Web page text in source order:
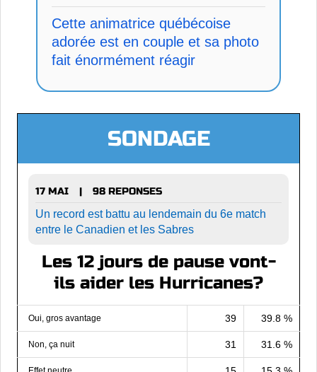
Cette animatrice québécoise
adorée est en couple et sa photo
fait énormément réagir
SONDAGE
17 MAI |
98 REPONSES
Un record est battu au lendemain du 6e match
entre le Canadien et les Sabres
Les 12 jours de pause vont-
ils aider les Hurricanes?
Oui, gros avantage 39 39.8 %
Non, ça nuit 31 31.6 %